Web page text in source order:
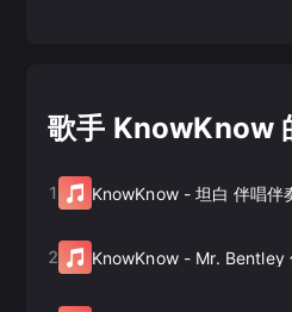
歌手 KnowKnow
1 KnowKnow- 坦白 伴唱伴
2 KnowKnow- Mr. Bentley